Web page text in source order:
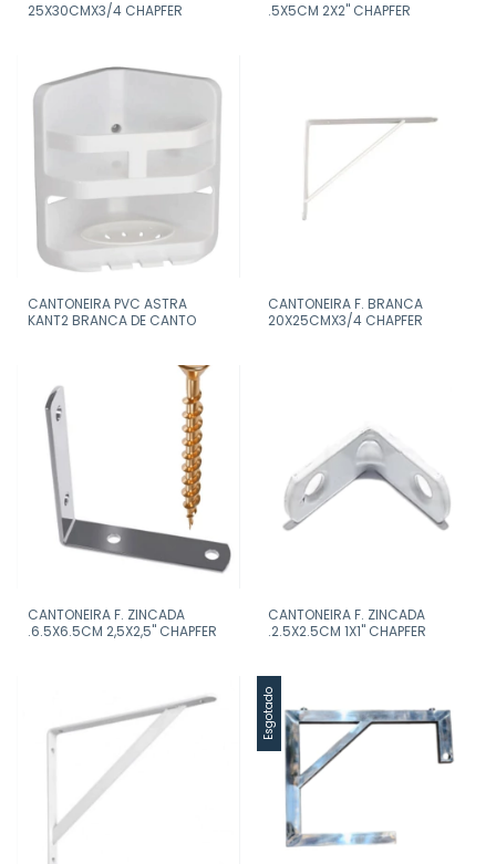
25X30CMX3/4 CHAPFER
.5X5CM 2X2" CHAPFER
CANTONEIRA PVC ASTRA
KANT2 BRANCA DE CANTO
CANTONEIRA F. BRANCA
20X25CMX3/4 CHAPFER
CANTONEIRA F. ZINCADA
.6.5X6.5CM 2,5X2,5" CHAPFER
CANTONEIRA F. ZINCADA
.2.5X2.5CM 1X1" CHAPFER
Esgotado